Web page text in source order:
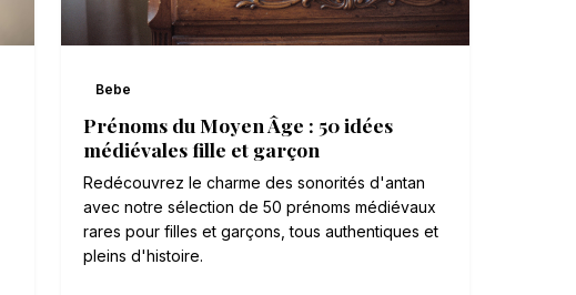
Bebe
Prénoms du Moyen Âge : 50 idées
médiévales fille et garçon
Redécouvrez le charme des sonorités d'antan
avec notre sélection de 50 prénoms médiévaux
rares pour filles et garçons, tous authentiques et
pleins d'histoire.